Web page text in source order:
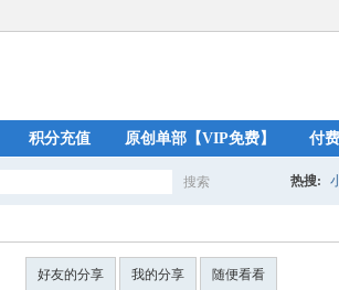
积分充值 原创单部【VIP免费】 付
搜索 热搜:
好友的分享 我的分享 随便看看